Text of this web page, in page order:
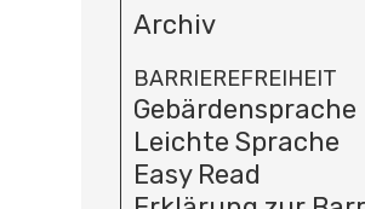
Archiv
BARRIEREFREIHEIT
Gebärdensprache
Leichte Sprache
Easy Read